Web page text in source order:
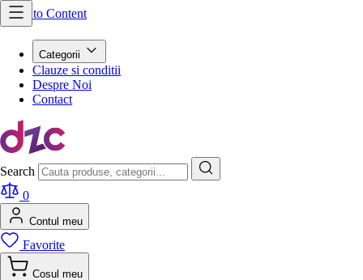
Skip to Content
Categorii
Clauze si conditii
Despre Noi
Contact
Search
0
Contul meu
Favorite
Cosul meu